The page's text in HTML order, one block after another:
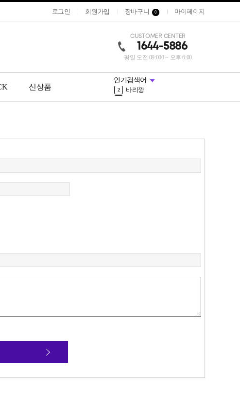
로그인 회원가입 장바구니 0 마이페이지
CUSTOMER CENTER
1644-5886
평일 오전 09:000 ~ 오후 6:00
신상품
인기검색어
무코타
1 장갑
2 바리깡
3 리무버
4 ppt
8 샴푸
10 무코타